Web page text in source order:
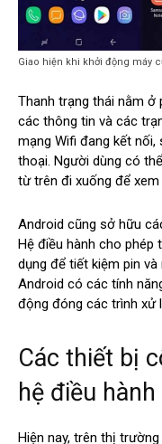
Giao hiện khi khởi động máy
Thanh trạng thái nằm ở
các thông tin và các
mạng Wifi đang kết
thoại. Người dùng có
từ trên đi xuống để
Android cũng sở hữu
Hệ điều hành cho
dụng để tiết kiệm pin
Android có các tính
động đóng các trình xử
Các thiết bị
hệ điều
Hiện nay, trên thị